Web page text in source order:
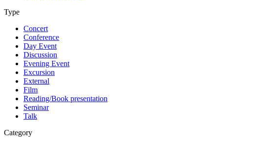
Type
Concert
Conference
Day Event
Discussion
Evening Event
Excursion
External
Film
Reading/Book presentation
Seminar
Talk
Category